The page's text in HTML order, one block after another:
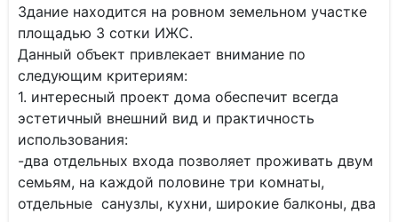
Здание находится на ровном земельном участке
площадью 3 сотки ИЖС.
​​​​​​Данный объект привлекает внимание по
следующим критериям:
1. интересный проект дома обеспечит всегда
эстетичный внешний вид и практичность
использования:
-два отдельных входа позволяет проживать двум
семьям, на каждой половине три комнаты,
отдельные санузлы, кухни, широкие балконы, два